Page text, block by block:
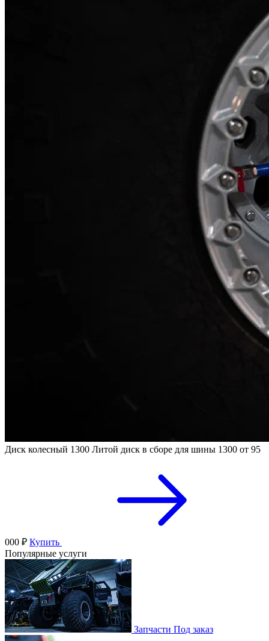
Диск колесный 1300 Литой диск в сборе для шины 1300 от 95
000 ₽ Купить
Популярные услуги
Запчасти Под заказ